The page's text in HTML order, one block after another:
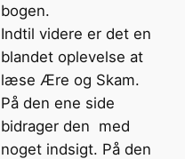
bogen.
Indtil videre er det en
blandet oplevelse at
læse Ære og Skam.
På den ene side
bidrager den med
noget indsigt. På den